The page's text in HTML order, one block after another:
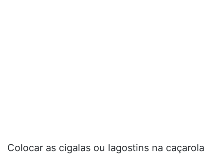
Colocar as cigalas ou lagostins na caçarola